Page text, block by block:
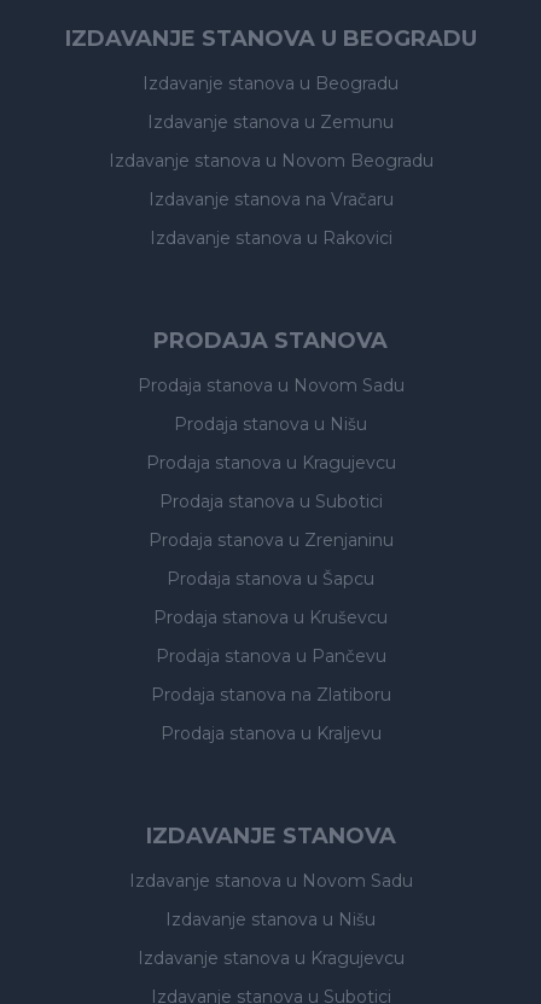
IZDAVANJE STANOVA U BEOGRADU
Izdavanje stanova u Beogradu
Izdavanje stanova u Zemunu
Izdavanje stanova u Novom Beogradu
Izdavanje stanova na Vračaru
Izdavanje stanova u Rakovici
PRODAJA STANOVA
Prodaja stanova u Novom Sadu
Prodaja stanova u Nišu
Prodaja stanova u Kragujevcu
Prodaja stanova u Subotici
Prodaja stanova u Zrenjaninu
Prodaja stanova u Šapcu
Prodaja stanova u Kruševcu
Prodaja stanova u Pančevu
Prodaja stanova na Zlatiboru
Prodaja stanova u Kraljevu
IZDAVANJE STANOVA
Izdavanje stanova u Novom Sadu
Izdavanje stanova u Nišu
Izdavanje stanova u Kragujevcu
Izdavanje stanova u Subotici